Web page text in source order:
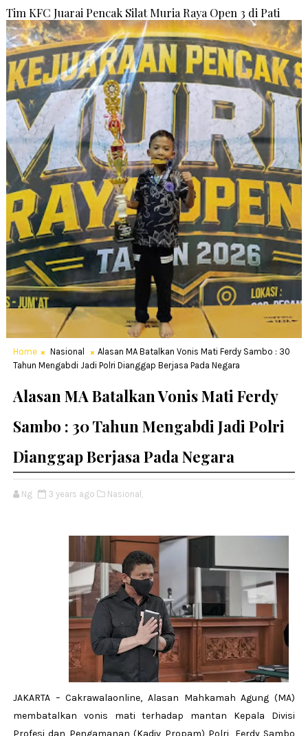
Tim KFC Juarai Pencak Silat Muria Raya Open 3 di Pati
Home Nasional
Alasan MA Batalkan Vonis Mati Ferdy Sambo : 30
Tahun Mengabdi Jadi Polri Dianggap Berjasa Pada Negara
Alasan MA Batalkan Vonis Mati Ferdy
Sambo : 30 Tahun Mengabdi Jadi Polri
Dianggap Berjasa Pada Negara
Ng 3 years ago Nasional,
JAKARTA – Cakrawalaonline, Alasan Mahkamah Agung (MA)
membatalkan vonis mati terhadap mantan Kepala Divisi
Profesi dan Pengamanan (Kadiv Propam) Polri, Ferdy Sambo